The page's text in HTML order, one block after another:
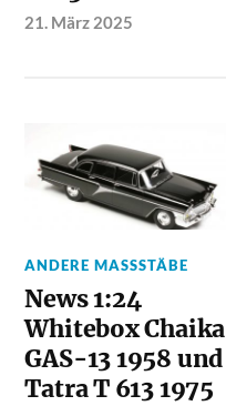
21. März 2025
ANDERE MASSSTÄBE
News 1:24
Whitebox Chaika
GAS-13 1958 und
Tatra T 613 1975